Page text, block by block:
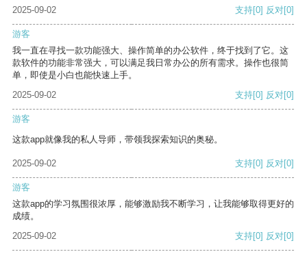
2025-09-02 支持[0] 反对[0]
游客
我一直在寻找一款功能强大、操作简单的办公软件，终于找到了它。这
款软件的功能非常强大，可以满足我日常办公的所有需求。操作也很简
单，即使是小白也能快速上手。
2025-09-02
支持[0] 反对[0]
游客
这款app就像我的私人导师，带领我探索知识的奥秘。
2025-09-02 支持[0] 反对[0]
游客
这款app的学习氛围很浓厚，能够激励我不断学习，让我能够取得更好的
成绩。
2025-09-02
支持[0] 反对[0]